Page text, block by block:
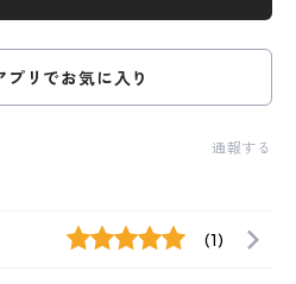
プリでお気に入り
通報する
(1)